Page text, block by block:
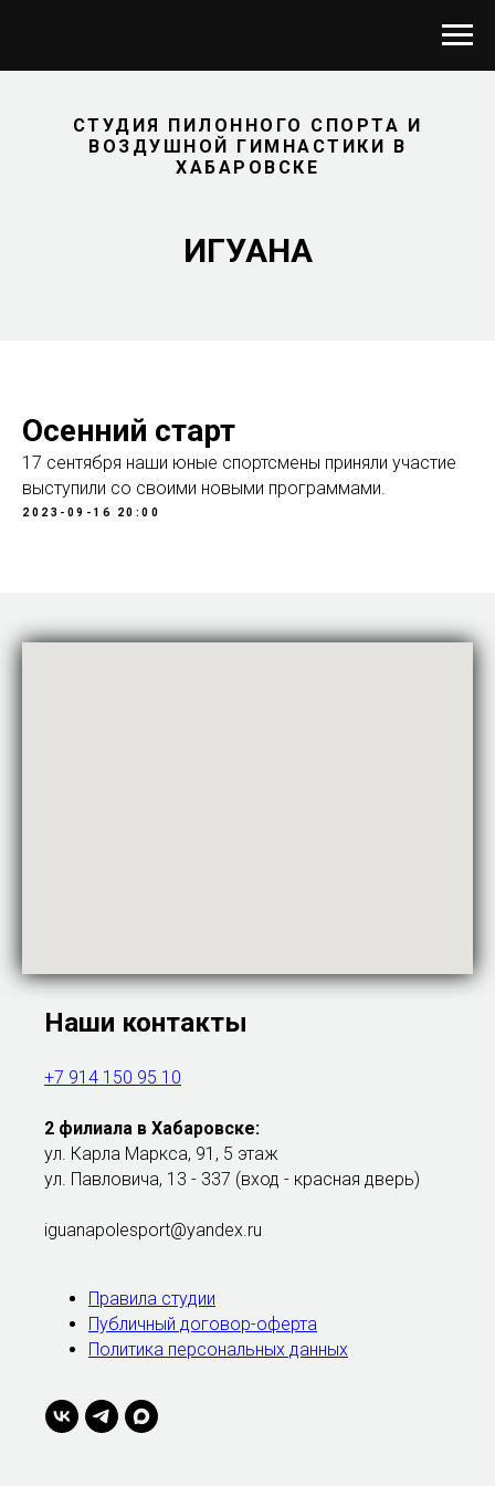
СТУДИЯ ПИЛОННОГО СПОРТА И
ВОЗДУШНОЙ ГИМНАСТИКИ В
ХАБАРОВСКЕ
ИГУАНА
Осенний старт
17 сентября наши юные спортсмены приняли участие
выступили со своими новыми программами.
2023-09-16 20:00
Наши контакты
+7 914 150 95 10
2 филиала в Хабаровске:
ул. Карла Маркса, 91, 5 этаж
ул. Павловича, 13 - 337 (вход - красная дверь)
iguanapolesport@yandex.ru
Правила студии
Публичный договор-оферта
Политика персональных данных